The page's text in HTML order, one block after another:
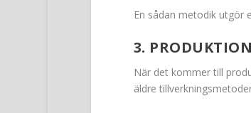
En sådan metodik utgör
3.
När det kommer till
äldre